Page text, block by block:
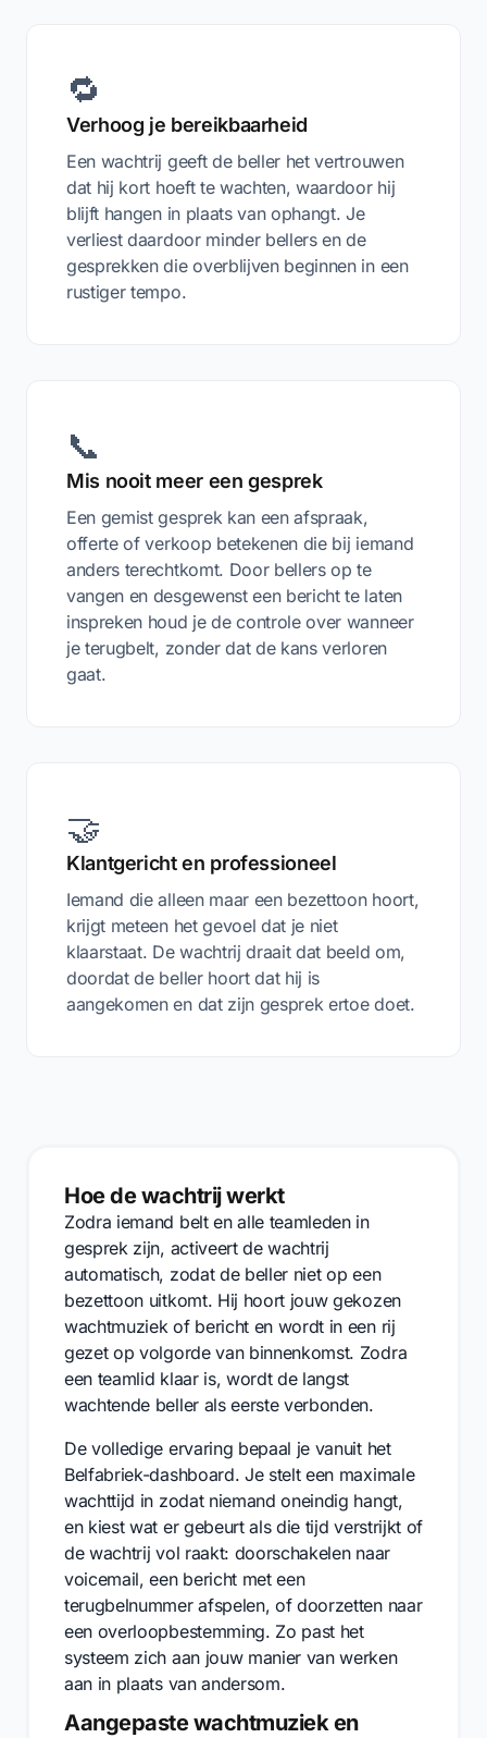
🔁
Verhoog je bereikbaarheid
Een wachtrij geeft de beller het vertrouwen
dat hij kort hoeft te wachten, waardoor hij
blijft hangen in plaats van ophangt. Je
verliest daardoor minder bellers en de
gesprekken die overblijven beginnen in een
rustiger tempo.
📞
Mis nooit meer een gesprek
Een gemist gesprek kan een afspraak,
offerte of verkoop betekenen die bij iemand
anders terechtkomt. Door bellers op te
vangen en desgewenst een bericht te laten
inspreken houd je de controle over wanneer
je terugbelt, zonder dat de kans verloren
gaat.
🤝
Klantgericht en professioneel
Iemand die alleen maar een bezettoon hoort,
krijgt meteen het gevoel dat je niet
klaarstaat. De wachtrij draait dat beeld om,
doordat de beller hoort dat hij is
aangekomen en dat zijn gesprek ertoe doet.
Hoe de wachtrij werkt
Zodra iemand belt en alle teamleden in
gesprek zijn, activeert de wachtrij
automatisch, zodat de beller niet op een
bezettoon uitkomt. Hij hoort jouw gekozen
wachtmuziek of bericht en wordt in een rij
gezet op volgorde van binnenkomst. Zodra
een teamlid klaar is, wordt de langst
wachtende beller als eerste verbonden.
De volledige ervaring bepaal je vanuit het
Belfabriek-dashboard. Je stelt een maximale
wachttijd in zodat niemand oneindig hangt,
en kiest wat er gebeurt als die tijd verstrijkt of
de wachtrij vol raakt: doorschakelen naar
voicemail, een bericht met een
terugbelnummer afspelen, of doorzetten naar
een overloopbestemming. Zo past het
systeem zich aan jouw manier van werken
aan in plaats van andersom.
Aangepaste wachtmuziek en